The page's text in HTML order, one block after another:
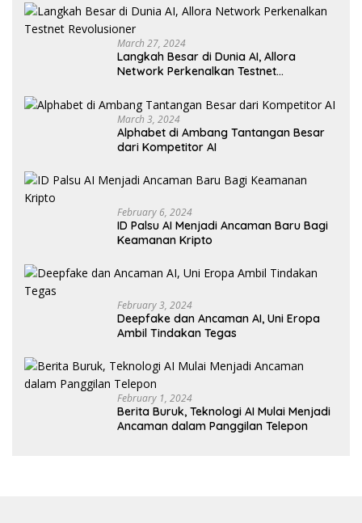
March 27, 2024
Langkah Besar di Dunia AI, Allora
Network Perkenalkan Testnet
March 3, 2024
Alphabet di Ambang Tantangan Besar
dari Kompetitor AI
February 6, 2024
ID Palsu AI Menjadi Ancaman Baru Bagi
Keamanan Kripto
February 3, 2024
Deepfake dan Ancaman AI, Uni Eropa
Ambil Tindakan Tegas
February 1, 2024
Berita Buruk, Teknologi AI Mulai Menjadi
Ancaman dalam Panggilan Telepon